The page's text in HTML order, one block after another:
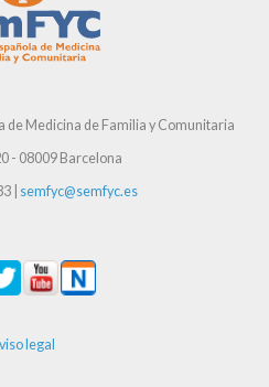
de Medicina de Familia y Comunitaria
- 08009 Barcelona
| semfyc@semfyc.es
legal